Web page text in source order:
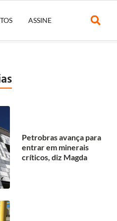
ASSINE
Petrobras avança para
entrar em minerais
críticos, diz Magda